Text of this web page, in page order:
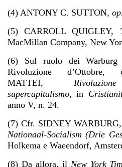
(4) ANTONY C. SUTTON,
(5) CARROLL QUIGLEY,
MacMillan Company, New
(6) Sul ruolo dei Warburg
Rivoluzione
MATTEI,
supercapitalismo,in
anno V, n. 24.
(7) Cfr. SIDNEY WARBURG,
Nationaal-Socialism (Drie
Holkema e Waeendorf,
(8) Da allora, il New York